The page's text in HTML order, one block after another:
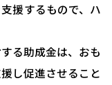
援するもので、ハ
る助成金は、おも
し促進させること